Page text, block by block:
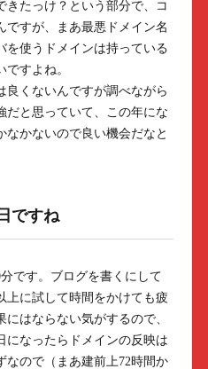
きたっけ？という部分で、コ
ですが、まあ最悪ドメイン名
を使うドメインは持っている
すよね。
くないんですが調べながら
だと思っていて、この年にな
なかないので良い機会だなと
ですね
です。ブログを書くにして
上に試して時間をかけても疲
はならない気がするので、
になったらドメインの反映は
なので（まあ建前上72時間か